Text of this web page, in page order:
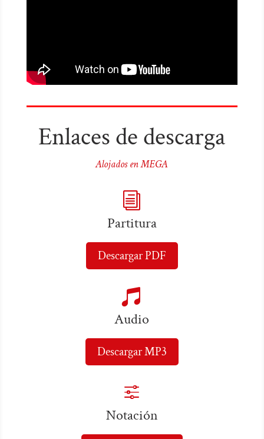
Enlaces de descarga
Alojados en MEGA
i
Partitura
Descargar PDF

Audio
Descargar MP3
f
Notación